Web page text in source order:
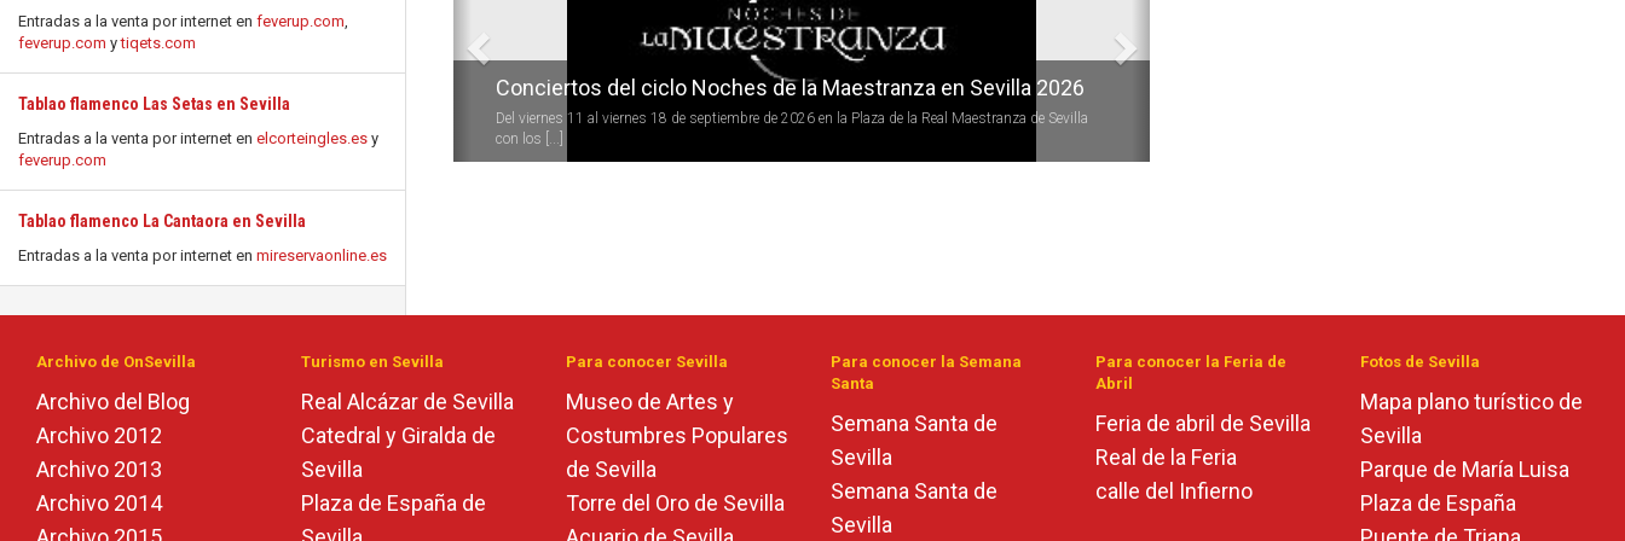
Entradas a la venta por internet en feverup.com,
feverup.com ytiqets.com
Tablao flamenco Las Setas en Sevilla
Entradas a la venta por internet en elcorteingles.es y
feverup.com
Tablao flamenco La Cantaora en Sevilla
Entradas a la venta por internet en mireservaonline.es
Conciertos del ciclo Noches de la Maestranza en Sevilla 2026
Del viernes 11 al viernes 18 de septiembre de 2026 en la Plaza de la Real Maestranza de Sevilla
con los [...]
Archivo de OnSevilla
Archivo del Blog
Archivo 2012
Archivo 2013
Archivo 2014
Turismo en Sevilla
Real Alcázar de Sevilla
Catedral y Giralda de
Sevilla
Plaza de España de
Para conocer Sevilla
Museo de Artes y
Costumbres Populares
de Sevilla
Torre del Oro de Sevilla
Para conocer la Semana
Santa
Semana Santa de
Sevilla
Semana Santa de
Sevilla
Para conocer la Feria de
Abril
Feria de abril de Sevilla
Real de la Feria
calle del Infierno
Fotos de Sevilla
Mapa plano turístico de
Sevilla
Parque de María Luisa
Plaza de España